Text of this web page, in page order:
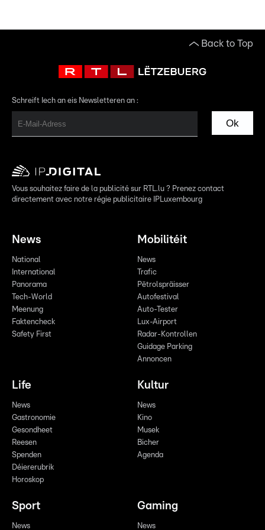
Back to Top
Schreift Iech an eis Newsletteren an :
Ok
Vous souhaitez faire de la publicité sur RTL.lu ? Prenez contact
directement avec notre régie publicitaire IPLuxembourg
News
National
International
Panorama
Tech-World
Meenung
Faktencheck
Safety First
Mobilitéit
News
Trafic
Pëtrolspräisser
Autofestival
Auto-Tester
Lux-Airport
Radar-Kontrollen
Guidage Parking
Annoncen
Life
News
Gastronomie
Gesondheet
Reesen
Spenden
Déiererubrik
Horoskop
Kultur
News
Kino
Musek
Bicher
Agenda
Sport
News
Gaming
News